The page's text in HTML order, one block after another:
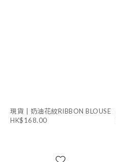
現貨 | 奶油花紋RIBBON BLOUSE
HK$168.00